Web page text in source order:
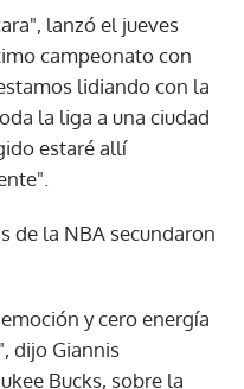
lanzó el jueves
campeonato con
lidiando con la
la liga a una ciudad
estaré allí
de la NBA secundaron
y cero energía
dijo Giannis
Bucks, sobre la